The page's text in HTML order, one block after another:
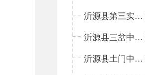
沂源县第三实验小学
沂源县三岔中心学校
沂源县土门中心学校